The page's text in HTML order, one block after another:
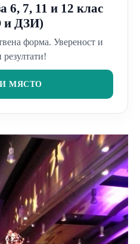
6, 7, 11 и 12 клас
ДЗИ)
форма. Увереност и
МЯСТО